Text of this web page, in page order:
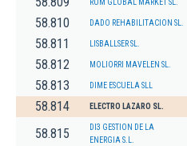
RUM GLOBAL MARKET SL.
58.810 DADO REHABILITACION SL.
58.811 LISBALLSER SL.
58.812 MOLIORRI MAVELEN SL.
58.813 DIME ESCUELA SLL
58.814 ELECTRO LAZARO SL.
58.815
DI3 GESTION DE LA
ENERGIA S.L.